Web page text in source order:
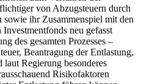
von Abzugsteuern durch
sowie ihr Zusammenspiel mit den
neu gefasst
des gesamten Prozesses –
Beantragung der Entlastung,
Regierung besonderes
Risikofaktoren